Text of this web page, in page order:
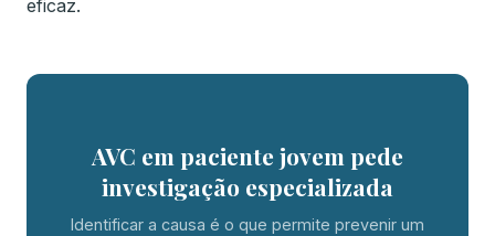
eficaz.
AVC em paciente jovem pede
investigação especializada
Identificar a causa é o que permite prevenir um